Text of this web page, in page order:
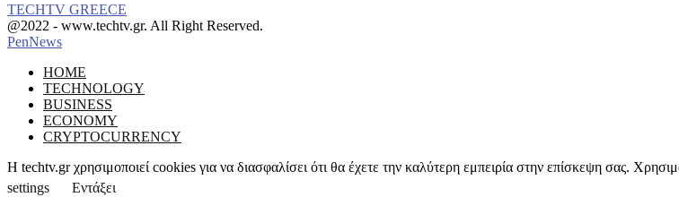
TECHTV GREECE
Facebook
Instagram
@2022 - www.techtv.gr. All Right Reserved.
PenNews
HOME
TECHNOLOGY
BUSINESS
ECONOMY
CRYPTOCURRENCY
Η techtv.gr χρησιμοποιεί cookies για να διασφαλίσει ότι θα έχετε την καλύτερη εμπειρία στην επίσκεψη σας.
settings
Εντάξει